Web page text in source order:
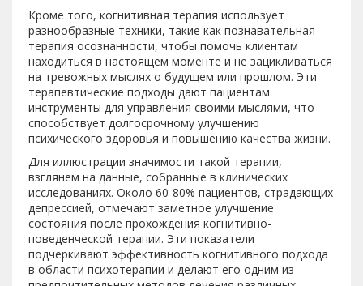
Кроме того, когнитивная терапия использует
разнообразные техники, такие как познавательная
терапия осознанности, чтобы помочь клиентам
находиться в настоящем моменте и не зацикливаться
на тревожных мыслях о будущем или прошлом. Эти
терапевтические подходы дают пациентам
инструменты для управления своими мыслями, что
способствует долгосрочному улучшению
психического здоровья и повышению качества жизни.
Для иллюстрации значимости такой терапии,
взглянем на данные, собранные в клинических
исследованиях. Около 60-80% пациентов, страдающих
депрессией, отмечают заметное улучшение
состояния после прохождения когнитивно-
поведенческой терапии. Эти показатели
подчеркивают эффективность когнитивного подхода
в области психотерапии и делают его одним из